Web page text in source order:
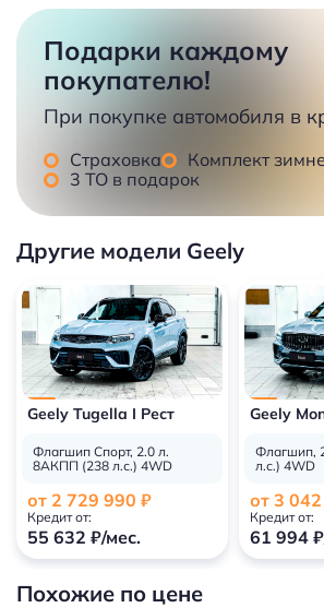
Подарки каждому
покупателю!
При покупке автомобиля в
Страховка
Комплект
3 ТО в подарок
Другие модели Geely
Geely Tugella I Рест
Флагшип Спорт, 2.0 л.
8АКПП (238 л.с.) 4WD
от 2 729 990 ₽
Кредит от:
55 632 ₽/мес.
Geely
Флагшип,
л.с.) 4WD
от 3
Кредит от:
61 994
Похожие по цене